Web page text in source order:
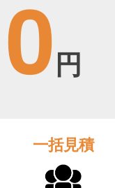
0円
一括見積